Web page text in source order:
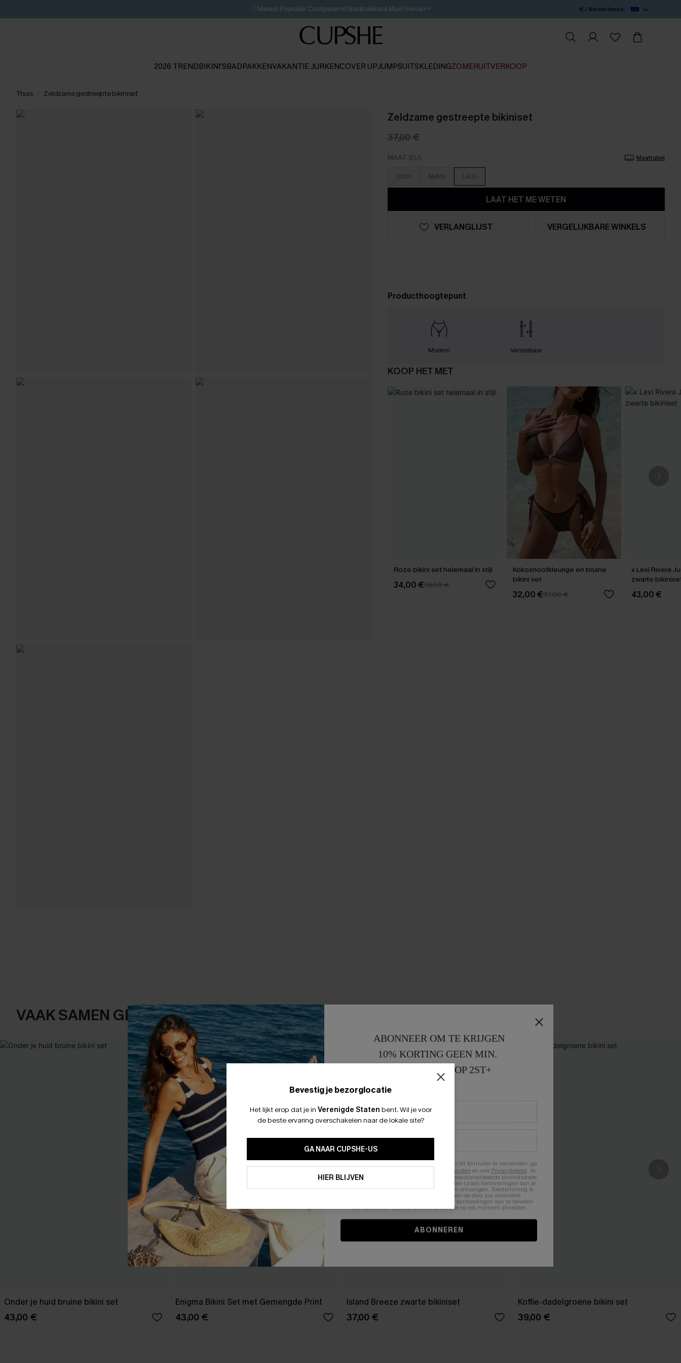
🩱 Meest Populair Corrigerend Badpakken| Must Have>>
💌Abonneer je & ontvang tot 15% korting>>
Koop 3, krijg 15% korting | CODE: SW15 1D:10H:49M:45S
€ / Nederlands
2026 TRENDBIKINI'SBADPAKKENVAKANTIE JURKENCOVER UPJUMPSUITSKLEDINGZOMERUITVERKOOP
Thuis Zeldzame gestreepte bikiniset
Zeldzame gestreepte bikiniset
37,00 €
MAAT (EU) Maattabel
S(38) M(40) L(42)
LAAT HET ME WETEN
VERLANGLIJST VERGELIJKBARE WINKELS
Producthoogtepunt
Modern Verstelbaar
KOOP HET MET
Roze bikini set helemaal in stijl
34,00 €39,00 €
Kokosnootkleurige en bruine
bikini set
32,00 €37,00 €
x Lexi Rivera
zwarte
43,00 €
VAAK SAMEN GEKOCHT
Onder je huid bruine bikini set
43,00 €
Enigma Bikini Set met Gemengde Print
43,00 €
Island Breeze zwarte bikiniset
37,00 €
Koffie-dadelgroene bikini set
39,00 €
Bevestig je bezorglocatie
Het lijkt erop dat je in Verenigde Staten bent. Wil je voor
de beste ervaring overschakelen naar de lokale site?
GA NAAR CUPSHE-US
HIER BLIJVEN
ABONNEER OM TE KRIJGEN
10% KORTING GEEN MIN.
15% KORTING OP 2ST+
Door je contactgegevens in te vullen en dit formulier te verzenden, ga
Algemene Voorwaarden en ons Privacybeleid. Je
stemt er tevens mee in om herhaalde geautomatiseerde promotionele
en gepersonaliseerde marketingberichten (zoals herinneringen aan je
winkelwagen) en e-mails van Cupshe te ontvangen. Toestemming is
niet vereist voor een aankoop. We kunnen de door jou verstrekte
informatie gebruiken om producten en aanbiedingen aan te bevelen
die aansluiten bij jouw profiel. Je kunt je op elk moment afmelden.
ABONNEREN